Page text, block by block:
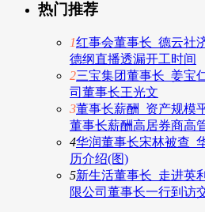
热门推荐
1红事会董事长_德云社
德纲直播透漏开工时间
2三宝集团董事长_姜宝
司董事长王光文
3董事长薪酬_资产规模
董事长薪酬高居券商高
4华润董事长宋林被查_
历介绍(图)
5新生活董事长_走进英
限公司董事长一行到访